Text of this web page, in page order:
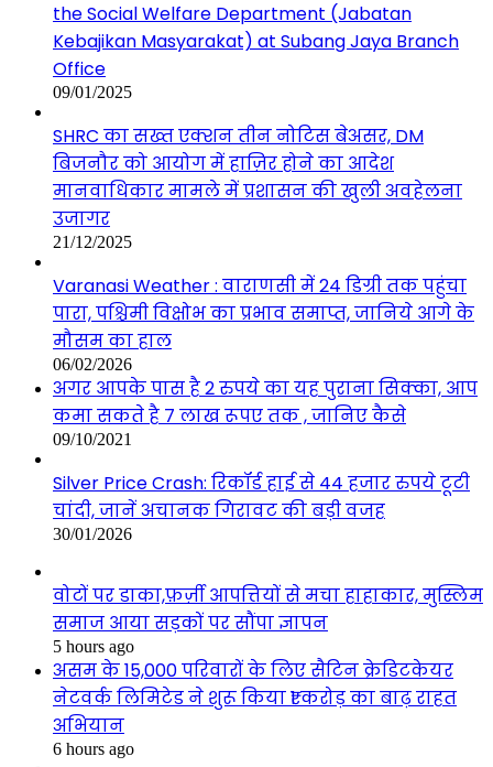
the Social Welfare Department (Jabatan
Kebajikan Masyarakat) at Subang Jaya Branch
Office
09/01/2025
SHRC का सख्त एक्शन तीन नोटिस बेअसर, DM
बिजनौर को आयोग में हाज़िर होने का आदेश
मानवाधिकार मामले में प्रशासन की खुली अवहेलना
उजागर
21/12/2025
Varanasi Weather : वाराणसी में 24 डिग्री तक पहुंचा
पारा, पश्चिमी विक्षोभ का प्रभाव समाप्त, जानिये आगे के
मौसम का हाल
06/02/2026
अगर आपके पास है 2 रुपये का यह पुराना सिक्का, आप
कमा सकते है 7 लाख रूपए तक , जानिए कैसे
09/10/2021
Silver Price Crash: रिकॉर्ड हाई से 44 हजार रुपये टूटी
चांदी, जानें अचानक गिरावट की बड़ी वजह
30/01/2026
वोटों पर डाका,फ़र्ज़ी आपत्तियों से मचा हाहाकार, मुस्लिम
समाज आया सड़कों पर सौंपा ज्ञापन
5 hours ago
असम के 15,000 परिवारों के लिए सैटिन क्रेडिटकेयर
नेटवर्क लिमिटेड ने शुरू किया ₹1 करोड़ का बाढ़ राहत
अभियान
6 hours ago